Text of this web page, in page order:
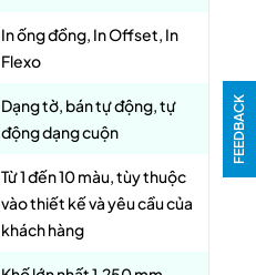
In ống đồng, In Offset, In
Flexo
Dạng tờ, bán tự động, tự
động dạng cuộn
Từ 1 đến 10 màu, tùy thuộc
vào thiết kế và yêu cầu của
khách hàng
FEEDBACK